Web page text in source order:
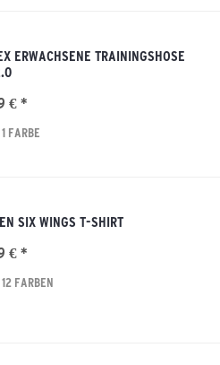
ERWACHSENE TRAININGSHOSE
€ *
FARBE
SIX WINGS T-SHIRT
€ *
FARBEN